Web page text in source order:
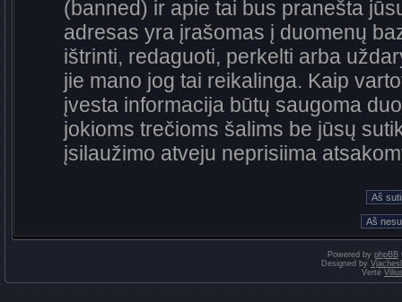
(banned) ir apie tai bus pranešta
adresas yra įrašomas į duomenų
ištrinti, redaguoti, perkelti arba
jie mano jog tai reikalinga. Kaip
įvesta informacija būtų saugoma
jokioms trečioms šalims be jūsų
įsilaužimo atveju neprisiima
Powered by phpBB
Designed by
Vertė